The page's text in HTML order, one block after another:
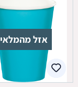
אזל מהמלאי